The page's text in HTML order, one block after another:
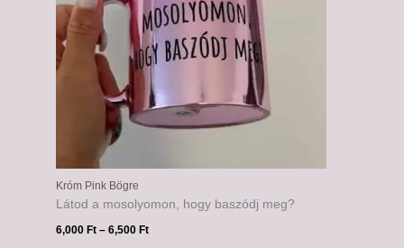
Króm Pink Bögre
Látod a mosolyomon, hogy baszódj meg?
6,000 Ft – 6,500 Ft